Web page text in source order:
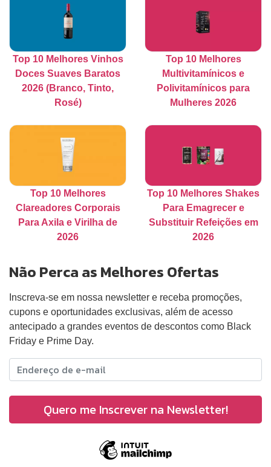
Top 10 Melhores Vinhos
Doces Suaves Baratos
2026 (Branco, Tinto,
Rosé)
Top 10 Melhores
Multivitamínicos e
Polivitamínicos para
Mulheres 2026
Top 10 Melhores
Clareadores Corporais
Para Axila e Virilha de
2026
Top 10 Melhores Shakes
Para Emagrecer e
Substituir Refeições em
2026
Não Perca as Melhores Ofertas
Inscreva-se em nossa newsletter e receba promoções,
cupons e oportunidades exclusivas, além de acesso
antecipado a grandes eventos de descontos como Black
Friday e Prime Day.